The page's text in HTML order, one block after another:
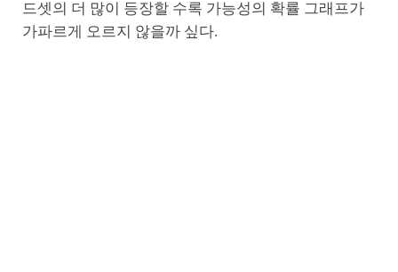
드셋의 더 많이 등장할 수록 가능성의 확률 그래프가
가파르게 오르지 않을까 싶다.